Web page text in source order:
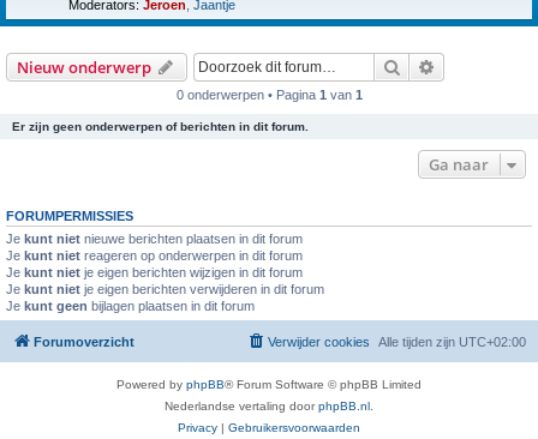
Moderators: Jeroen Jaantje
Nieuw onderwerp Zoek
0 onderwerpen • Pagina 1 van 1
Er zijn geen onderwerpen of berichten in dit forum.
Ga naar
FORUMPERMISSIES
Je kunt niet nieuwe berichten plaatsen in dit forum
Je kunt niet reageren op onderwerpen in dit forum
Je kunt niet je eigen berichten wijzigen in dit forum
Je kunt niet je eigen berichten verwijderen in dit forum
Je kunt geen bijlagen plaatsen in dit forum
Forumoverzicht Alle tijden zijn UTC+02:00
Verwijder cookies
Powered by phpBB® Forum Software © phpBB Limited
Nederlandse vertaling doorphpBB.nl
Privacy | Gebruikersvoorwaarden